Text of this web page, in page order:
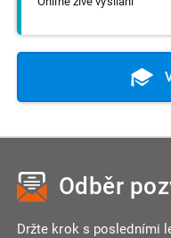
Odběr
Držte krok s posledními